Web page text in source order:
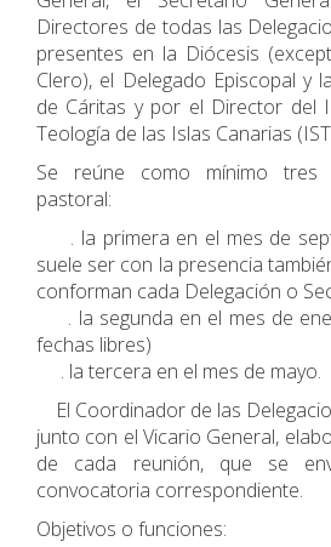
Directores de todas las
presentes en la Diócesis
Clero), el Delegado Episcopal y
de Cáritas y por el Director del
Teología de las Islas Canarias
Se reúne como mínimo tres
pastoral:
. la primera en el mes de
suele ser con la presencia
conforman cada Delegación o
. la segunda en el mes de
fechas libres)
. la tercera en el mes de mayo.
El Coordinador de las
junto con el Vicario General,
de cada reunión, que se
convocatoria correspondiente.
Objetivos o funciones: